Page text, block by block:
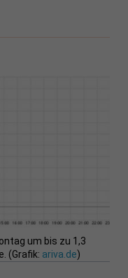
um bis zu 1,3
(Grafik: ariva.de)